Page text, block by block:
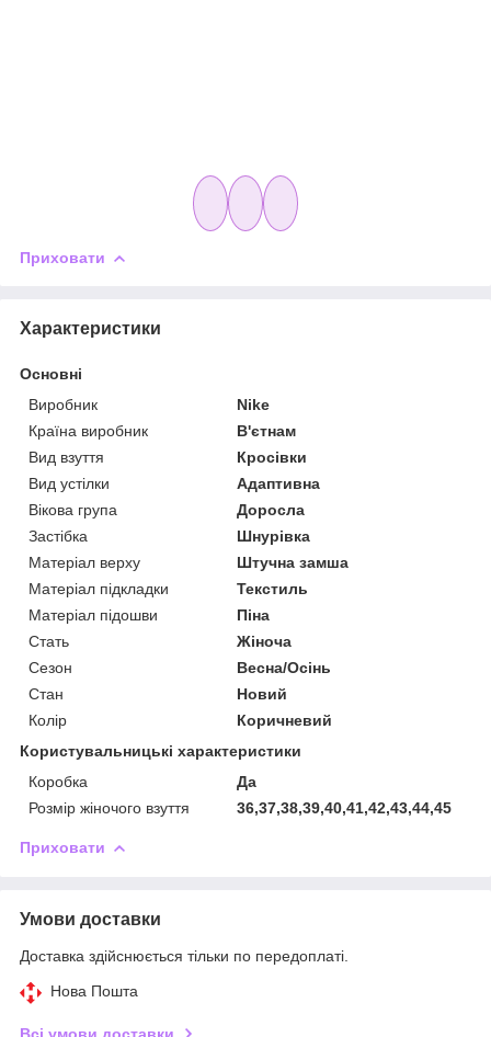
Приховати
Характеристики
Основні
Виробник
Nike
Країна виробник
В'єтнам
Вид взуття
Кросівки
Вид устілки
Адаптивна
Вікова група
Доросла
Застібка
Шнурівка
Матеріал верху
Штучна замша
Матеріал підкладки
Текстиль
Матеріал підошви
Піна
Стать
Жіноча
Сезон
Весна/Осінь
Стан
Новий
Колір
Коричневий
Користувальницькі характеристики
Коробка
Да
Розмір жіночого взуття
36,37,38,39,40,41,42,43,44,45
Приховати
Умови доставки
Доставка здійснюється тільки по передоплаті.
Нова Пошта